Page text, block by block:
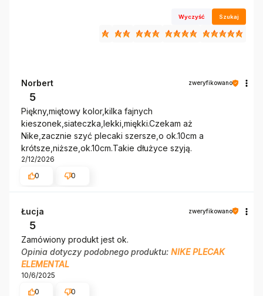
Wyczyść Szukaj
Norbert zweryfikowano
5
Piękny,miętowy kolor,kilka fajnych
kieszonek,siateczka,lekki,miękki.Czekam aż
Nike,zacznie szyć plecaki szersze,o ok.10cm a
krótsze,niższe,ok.10cm.Takie dłużyce szyją.
2/12/2026
0
0
Łucja zweryfikowano
5
Zamówiony produkt jest ok.
Opinia dotyczy podobnego produktu: NIKE PLECAK
ELEMENTAL
10/6/2025
0
0